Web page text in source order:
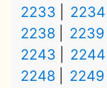
2233
2234
2238
2239
2243
2244
2248
2249